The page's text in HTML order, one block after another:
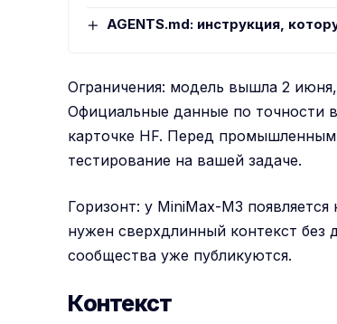
AGENTS.md: инструкция,
Ограничения: модель вышла 2
Официальные данные по точности
карточке HF. Перед
тестирование на вашей задаче.
Горизонт: у MiniMax-M3
нужен сверхдлинный контекст без
сообщества уже публикуются.
Контекст